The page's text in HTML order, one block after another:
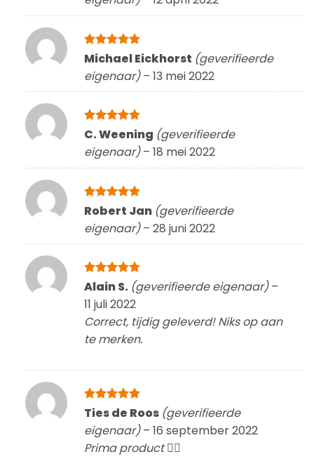
Gewaardeerd
5uit 5
Michael Eickhorst (geverifieerde
eigenaar) – 13 mei 2022
Gewaardeerd
C. Weening (geverifieerde
eigenaar) – 18 mei 2022
Gewaardeerd
Robert Jan (geverifieerde
eigenaar) – 28 juni 2022
Gewaardeerd
Alain S. (geverifieerde eigenaar) –
11 juli 2022
Correct, tijdig geleverd! Niks op aan
te merken.
Gewaardeerd
Ties de Roos (geverifieerde
eigenaar) – 16 september 2022
Prima product 👍🏻